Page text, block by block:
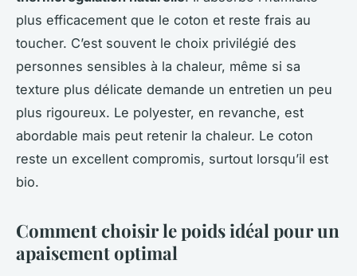
plus efficacement que le coton et reste frais au
toucher. C’est souvent le choix privilégié des
personnes sensibles à la chaleur, même si sa
texture plus délicate demande un entretien un peu
plus rigoureux. Le polyester, en revanche, est
abordable mais peut retenir la chaleur. Le coton
reste un excellent compromis, surtout lorsqu’il est
bio.
Comment choisir le poids idéal pour un
apaisement optimal